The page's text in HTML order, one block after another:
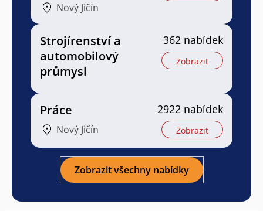
Nový Jičín
Strojírenství a
automobilový
průmysl
362 nabídek
Zobrazit
Práce
Nový Jičín
2922 nabídek
Zobrazit
Zobrazit všechny nabídky